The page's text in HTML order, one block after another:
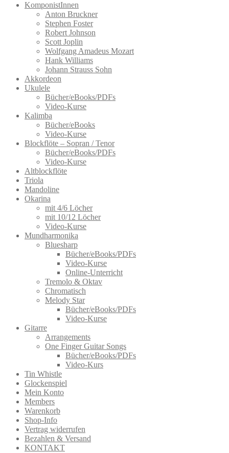
der
Produktseite
gewählt
werden
KomponistInnen
Anton Bruckner
Stephen Foster
Robert Johnson
Scott Joplin
Wolfgang Amadeus Mozart
Hank Williams
Johann Strauss Sohn
Akkordeon
Ukulele
Bücher/eBooks/PDFs
Video-Kurse
Kalimba
Bücher/eBooks
Video-Kurse
Blockflöte – Sopran / Tenor
Bücher/eBooks/PDFs
Video-Kurse
Altblockflöte
Triola
Mandoline
Okarina
mit 4/6 Löcher
mit 10/12 Löcher
Video-Kurse
Mundharmonika
Bluesharp
Bücher/eBooks/PDFs
Video-Kurse
Online-Unterricht
Tremolo & Oktav
Chromatisch
Melody Star
Bücher/eBooks/PDFs
Video-Kurse
Gitarre
Arrangements
One Finger Guitar Songs
Bücher/eBooks/PDFs
Video-Kurs
Tin Whistle
Glockenspiel
Mein Konto
Members
Warenkorb
Shop-Info
Vertrag widerrufen
Bezahlen & Versand
KONTAKT